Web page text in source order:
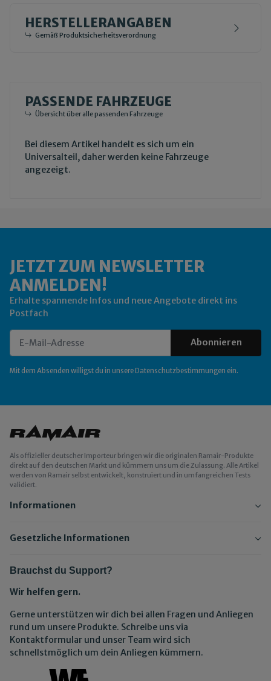
HERSTELLERANGABEN
Gemäß Produktsicherheitsverordnung
PASSENDE FAHRZEUGE
Übersicht über alle passenden Fahrzeuge
Bei diesem Artikel handelt es sich um ein
Universalteil, daher werden keine Fahrzeuge
angezeigt.
JETZT ZUM NEWSLETTER
ANMELDEN!
Erhalte spannende Infos und neue Angebote direkt ins
Postfach
Abonnieren
Mit dem Absenden willigst du in unsereDatenschutzbestimmungen ein.
Als offizieller deutscher Importeur bringen wir die originalen Ramair-Produkte
direkt auf den deutschen Markt und kümmern uns um die Zulassung. Alle Artikel
werden von Ramair selbst entwickelt, konstruiert und in umfangreichen Tests
validiert.
Informationen
Gesetzliche Informationen
Brauchst du Support?
Wir helfen gern.
Gerne unterstützen wir dich bei allen Fragen und Anliegen
rund um unsere Produkte. Schreibe uns via
Kontaktformular und unser Team wird sich
schnellstmöglich um dein Anliegen kümmern.